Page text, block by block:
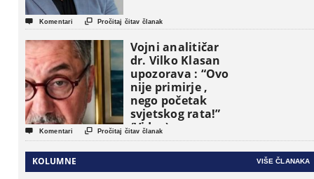
 Komentari  Pročitaj čitav članak
Vojni analitičar
dr. Vilko Klasan
upozorava : “Ovo
nije primirje ,
nego početak
svjetskog rata!”
(Video)
 Komentari  Pročitaj čitav članak
KOLUMNE VIŠE ČLANAKA